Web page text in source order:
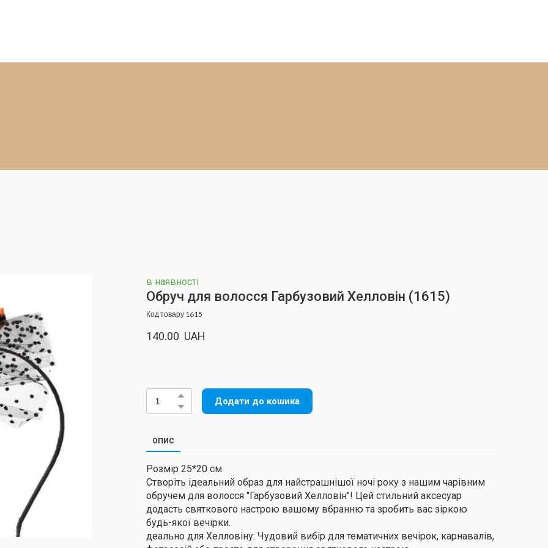
в наявності
Обруч для волосся Гарбузовий Хелловін (1615)
Код товару 1615
140.00  UAH
Додати до кошика
ОПИС
Розмір 25*20 см
Створіть ідеальний образ для найстрашнішої ночі року з нашим чарівним
обручем для волосся "Гарбузовий Хелловін"! Цей стильний аксесуар
додасть святкового настрою вашому вбранню та зробить вас зіркою
будь-якої вечірки.
деально для Хелловіну: Чудовий вибір для тематичних вечірок, карнавалів,